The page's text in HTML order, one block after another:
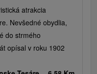
atrakcia
Nevšedné obydlia,
do strmého
opísal v roku 1902